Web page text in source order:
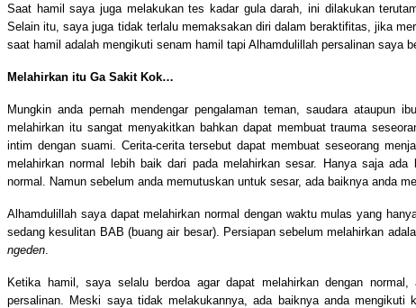
Saat hamil saya juga melakukan tes kadar gula darah, ini dilakukan
Selain itu, saya juga tidak terlalu memaksakan diri dalam beraktifitas, jika
saat hamil adalah mengikuti senam hamil tapi Alhamdulillah persalinan saya
Melahirkan itu Ga Sakit Kok…
Mungkin anda pernah mendengar pengalaman teman, saudara ataupun
melahirkan itu sangat menyakitkan bahkan dapat membuat trauma
intim dengan suami. Cerita-cerita tersebut dapat membuat seseorang
melahirkan normal lebih baik dari pada melahirkan sesar. Hanya saja
normal. Namun sebelum anda memutuskan untuk sesar, ada baiknya anda
Alhamdulillah saya dapat melahirkan normal dengan waktu mulas yang
sedang kesulitan BAB (buang air besar). Persiapan sebelum melahirkan
ngeden
Ketika hamil, saya selalu berdoa agar dapat melahirkan dengan
persalinan. Meski saya tidak melakukannya, ada baiknya anda